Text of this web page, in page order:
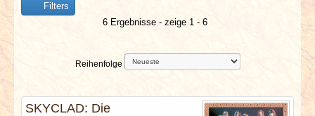
BERICHTE
Filters
6 Ergebnisse - zeige 1 - 6
Reihenfolge
SKYCLAD: Die